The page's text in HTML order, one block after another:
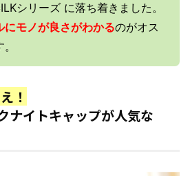
シリーズ に落ち着きました。
にモノが良さがわかるのがオス
！
ナイトキャップが人気な